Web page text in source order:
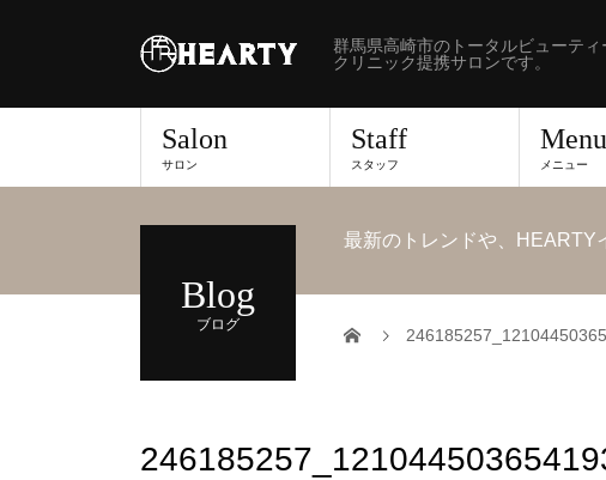
群馬県高崎市のトータルビューテ
クリニック提携サロンです。
Salon
サロン
Staff
スタッフ
Menu
メニュー
Blog
ブログ
最新のトレンドや、HEARTY